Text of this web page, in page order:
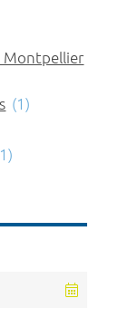
Montpellier
(1)